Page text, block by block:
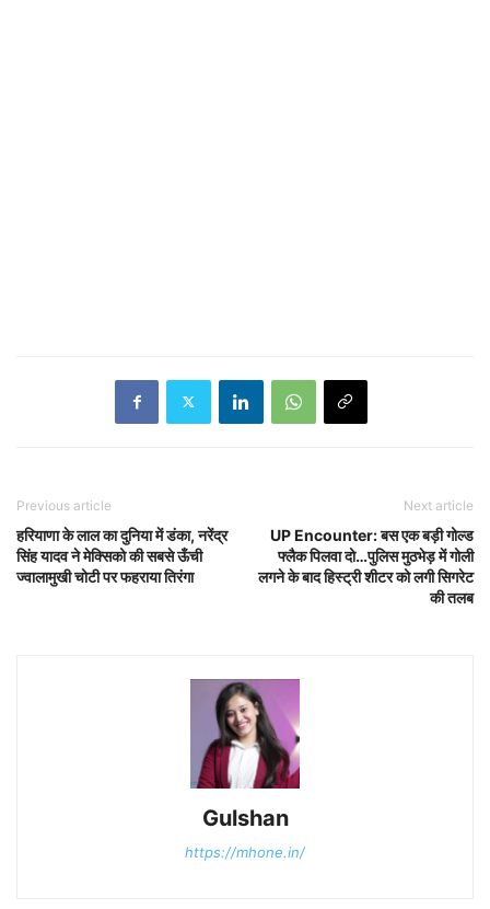
Previous article
हरियाणा के लाल का दुनिया में डंका, नरेंद्र
सिंह यादव ने मेक्सिको की सबसे ऊँची
ज्वालामुखी चोटी पर फहराया तिरंगा
Next article
UP Encounter: बस एक बड़ी गोल्ड
फ्लैक पिलवा दो…पुलिस मुठभेड़ में गोली
लगने के बाद हिस्ट्री शीटर को लगी सिगरेट
की तलब
Gulshan
https://mhone.in/